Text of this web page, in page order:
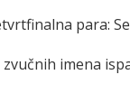
para:
imena